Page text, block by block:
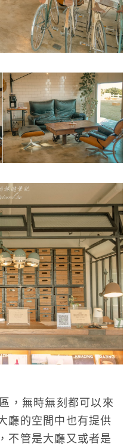
，無時無刻都可以來
廳的空間中也有提供
不管是大廳又或者是